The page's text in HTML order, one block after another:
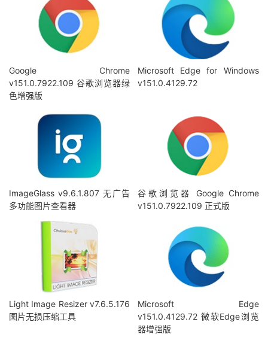
Google Chrome
v151.0.7922.109 谷歌浏览器绿
色增强版
Microsoft Edge for Windows
v151.0.4129.72
ImageGlass v9.6.1.807 无广告
多功能图片查看器
谷歌浏览器 Google Chrome
v151.0.7922.109 正式版
Light Image Resizer v7.6.5.176
图片无损压缩工具
Microsoft Edge
v151.0.4129.72 微软Edge浏览
器增强版